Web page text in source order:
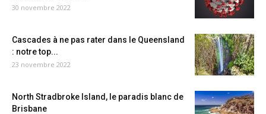
30 novembre 2022
Cascades à ne pas rater dans le Queensland
: notre top...
23 novembre 2022
North Stradbroke Island, le paradis blanc de
Brisbane